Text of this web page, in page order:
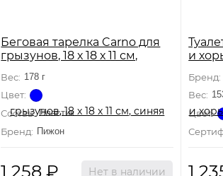
Беговая тарелка Carno для
грызунов, 18 х 18 х 11 см,
Вес: 178 г
Цвет:
Состав: Пластик
Бренд: Пижон
1 258₽ Нет в наличии
и
Бренд:
Вес:
Цвет:
1